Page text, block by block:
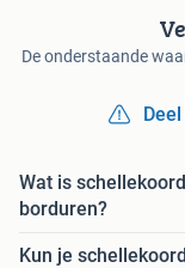
De onderstaande
Wat is
borduren?
Kun je